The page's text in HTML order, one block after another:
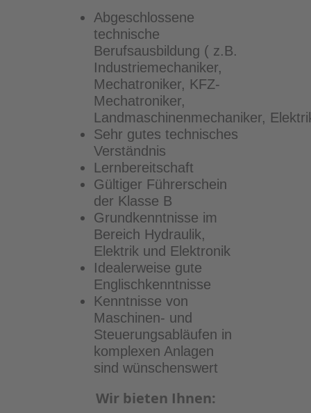
Abgeschlossene
technische
Berufsausbildung ( z.B.
Industriemechaniker,
Mechatroniker, KFZ-
Mechatroniker,
Landmaschinenmechaniker,
Sehr gutes technisches
Verständnis
Lernbereitschaft
Gültiger Führerschein
der Klasse B
Grundkenntnisse im
Bereich Hydraulik,
Elektrik und Elektronik
Idealerweise gute
Englischkenntnisse
Kenntnisse von
Maschinen- und
Steuerungsabläufen in
komplexen Anlagen
sind wünschenswert
Wir bieten Ihnen: